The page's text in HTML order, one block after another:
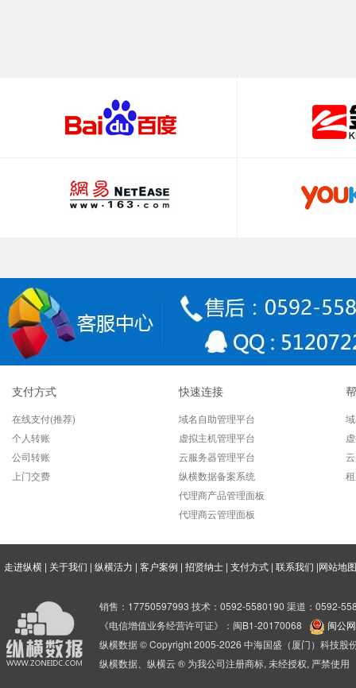
支付方式
在线支付(推荐)
个人转账
公司转账
上门交费
快速连接
域名自助管理平台
虚拟主机管理平台
云服务器管理平台
纵横数据备案系统
代理商产品管理面板
代理商云管理面板
走进纵横 | 关于我们 | 纵横活力 | 客户案例 | 招贤纳士 | 支付方式 | 联系我们 |网站地图
销售：17750597993 技术：0592-5580190 渠道：0592-
《电信增值业务经营许可证》：闽B1-20170068
闽公
纵横数据 © Copyright 2005-2026 中海国盛（厦门）科技股
纵横数据、纵横云 ® 为我公司注册商标, 未经授权, 严禁使用